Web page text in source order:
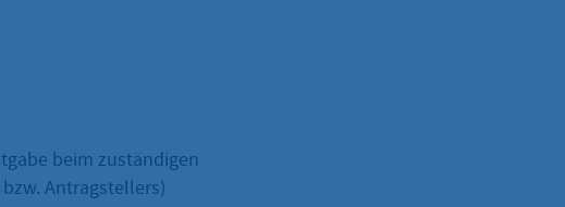
beim zuständigen
Antragstellers)